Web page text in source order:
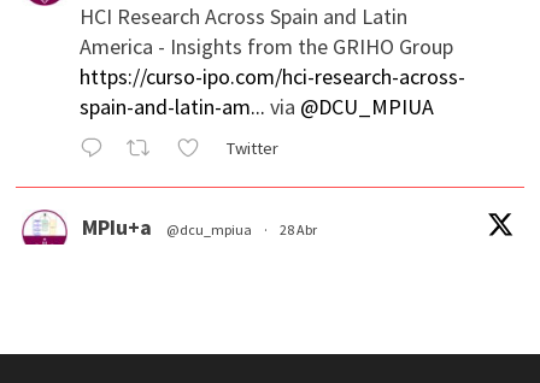
HCI Research Across Spain and Latin
America - Insights from the GRIHO Group
https://curso-ipo.com/hci-research-across-
spain-and-latin-am... via @DCU_MPIUA
Twitter
MPIu+a @dcu_mpiua · 28 Abr